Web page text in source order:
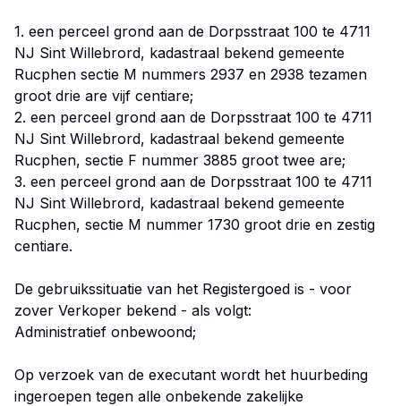
1. een perceel grond aan de Dorpsstraat 100 te 4711
NJ Sint Willebrord, kadastraal bekend gemeente
Rucphen sectie M nummers 2937 en 2938 tezamen
groot drie are vijf centiare;
2. een perceel grond aan de Dorpsstraat 100 te 4711
NJ Sint Willebrord, kadastraal bekend gemeente
Rucphen, sectie F nummer 3885 groot twee are;
3. een perceel grond aan de Dorpsstraat 100 te 4711
NJ Sint Willebrord, kadastraal bekend gemeente
Rucphen, sectie M nummer 1730 groot drie en zestig
centiare.
De gebruikssituatie van het Registergoed is - voor
zover Verkoper bekend - als volgt:
Administratief onbewoond;
Op verzoek van de executant wordt het huurbeding
ingeroepen tegen alle onbekende zakelijke